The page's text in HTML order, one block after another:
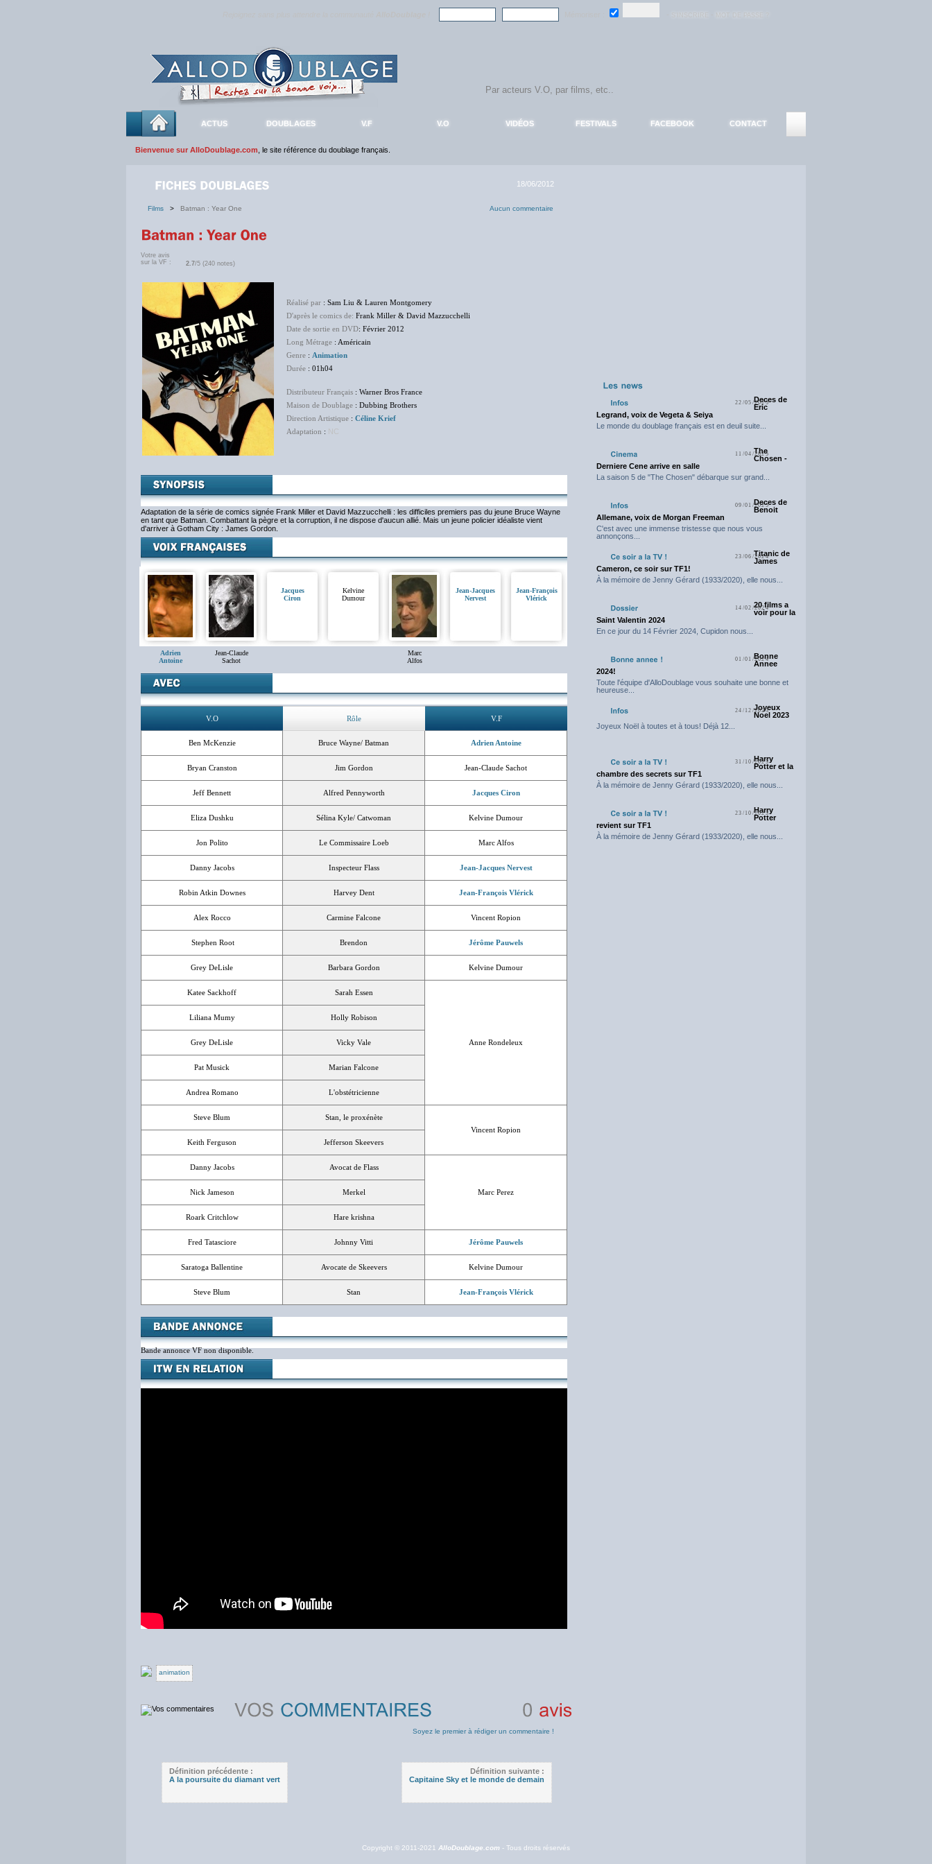
ACTUS DOUBLAGES V.F V.O VIDÉOS FESTIVALS FACEBOOK CONTACT
Bienvenue sur AlloDoublage.com , le site référence du doublage français.
18/06/2012
Films > Batman : Year One Aucun commentaire
Votre avis
sur la VF :
2.7/5 (240 notes)
Réalisé par : Sam Liu & Lauren Montgomery
D'après le comics de: Frank Miller & David Mazzucchelli
Date de sortie en DVD: Février 2012
Long Métrage : Américain
Genre : Animation
Durée : 01h04
Distributeur Français : Warner Bros France
Maison de Doublage : Dubbing Brothers
Direction Artistique : Céline Krief
Adaptation : NC
Adaptation de la série de comics signée Frank Miller et David Mazzucchelli : les difficiles premiers pas du jeune Bruce Wayne
en tant que Batman. Combattant la pègre et la corruption, il ne dispose d'aucun allié. Mais un jeune policier idéaliste vient
d'arriver à Gotham City : James Gordon.
Adrien
Antoine
Jean-Claude
Sachot
Jacques
Ciron
Kelvine
Dumour
Marc
Alfos
Jean-Jacques
Nervest
Jean-François
Vlérick
V.O Rôle V.F
Ben McKenzie Bruce Wayne/ Batman Adrien Antoine
Bryan Cranston Jim Gordon Jean-Claude Sachot
Jeff Bennett Alfred Pennyworth Jacques Ciron
Eliza Dushku Sélina Kyle/ Catwoman Kelvine Dumour
Jon Polito Le Commissaire Loeb Marc Alfos
Danny Jacobs Inspecteur Flass Jean-Jacques Nervest
Robin Atkin Downes Harvey Dent Jean-François Vlérick
Alex Rocco Carmine Falcone Vincent Ropion
Stephen Root Brendon Jérôme Pauwels
Grey DeLisle Barbara Gordon Kelvine Dumour
Katee Sackhoff Sarah Essen
Anne Rondeleux
Liliana Mumy Holly Robison
Grey DeLisle Vicky Vale
Pat Musick Marian Falcone
Andrea Romano L'obstétricienne
Steve Blum
Stan, le proxénète
Vincent Ropion
Keith Ferguson
Jefferson Skeevers
Danny Jacobs Avocat de Flass
Marc Perez
Nick Jameson Merkel
Roark Critchlow Hare krishna
Fred Tatasciore Johnny Vitti Jérôme Pauwels
Saratoga Ballentine Avocate de Skeevers Kelvine Dumour
Steve Blum Stan Jean-François Vlérick
Bande annonce VF non disponible.
animation
Soyez le premier à rédiger un commentaire !
Définition précédente :
A la poursuite du diamant vert
Définition suivante :
Capitaine Sky et le monde de demain
22/05/2025Deces de
Eric
Legrand, voix de Vegeta & Seiya
Le monde du doublage français est en deuil suite...
11/04/2025
The
Chosen -
Derniere Cene arrive en salle
La saison 5 de "The Chosen" débarque sur grand...
09/01/2025Deces de
Benoit
Allemane, voix de Morgan Freeman
C'est avec une immense tristesse que nous vous
annonçons...
23/06/2024Titanic de
James
Cameron, ce soir sur TF1!
À la mémoire de Jenny Gérard (1933/2020), elle nous...
14/02/202420 films a
voir pour la
Saint Valentin 2024
En ce jour du 14 Février 2024, Cupidon nous...
01/01/2024
Bonne
Annee
2024!
Toute l'équipe d'AlloDoublage vous souhaite une bonne et
heureuse...
24/12/2023
Joyeux
Noel 2023
Joyeux Noël à toutes et à tous! Déjà 12...
31/10/2023
Harry
Potter et la
chambre des secrets sur TF1
À la mémoire de Jenny Gérard (1933/2020), elle nous...
23/10/2023
Harry
Potter
revient sur TF1
À la mémoire de Jenny Gérard (1933/2020), elle nous...
Copyright © 2011-2021 AlloDoublage.com - Tous droits réservés